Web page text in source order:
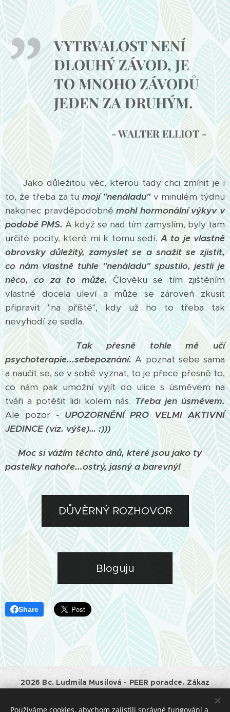
VYTRVALOST NENÍ
DLOUHÝ ZÁVOD, JE
TO MNOHO ZÁVODŮ
JEDEN ZA DRUHÝM.
- WALTER ELLIOT -
Jako důležitou věc, kterou tady chci zmínit je i
to, že třeba za tumojí "nenáladu" v minulém týdnu
nakonec pravděpodobněmohl hormonální výkyv v
podobě PMS. A když se nad tím zamyslím, byly tam
určité pocity, které mi k tomu sedí.A to je vlastně
obrovsky důležitý, zamyslet se a snažit se zjistit,
co nám vlastně tuhle "nenáladu" spustilo, jestli je
něco, co za to může.Člověku se tím zjištěním
vlastně docela uleví a může se zároveň zkusit
připravit "na příště", kdy už ho to třeba tak
nevyhodí ze sedla.
Tak přesně tohle mě učí
psychoterapie...sebepoznání. A poznat sebe sama
a naučit se, se v sobě vyznat, to je přece přesně to,
co nám pak umožní vyjít do ulice s úsměvem na
tváři a potěšit lidi kolem nás.Třeba jen úsměvem.
Ale pozor - UPOZORNĚNÍ PRO VELMI AKTIVNÍ
JEDINCE (viz. výše)… :)))
Moc si vážím těchto dnů, které jsou jako ty
pastelky nahoře...ostrý, jasný a barevný!
DŮVĚRNÝ ROZHOVOR
Bloguju
Share
2026 Bc. Ludmila Musilová - PEER poradce. Zákaz
souhlasu majitele.
Používáme cookies, abychom zajistili správné fungování a